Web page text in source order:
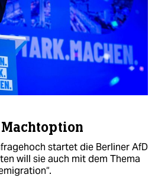
startet die Berliner AfD
will sie auch mit dem Thema